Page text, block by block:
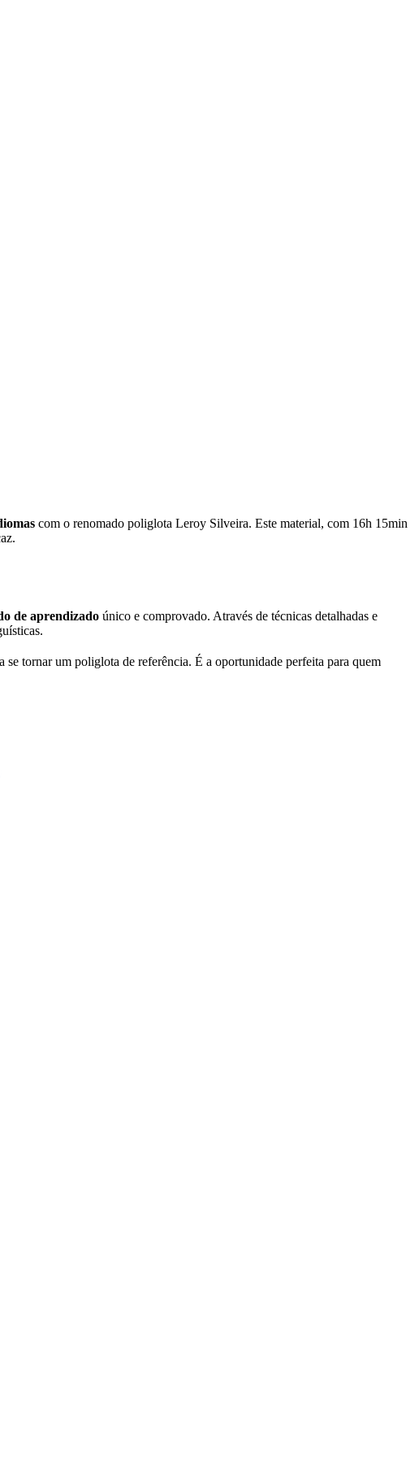
com o renomado poliglota Leroy Silveira. Este material, com 16h 15min
de aprendizado único e comprovado. Através de técnicas detalhadas e
tornar um poliglota de referência. É a oportunidade perfeita para quem